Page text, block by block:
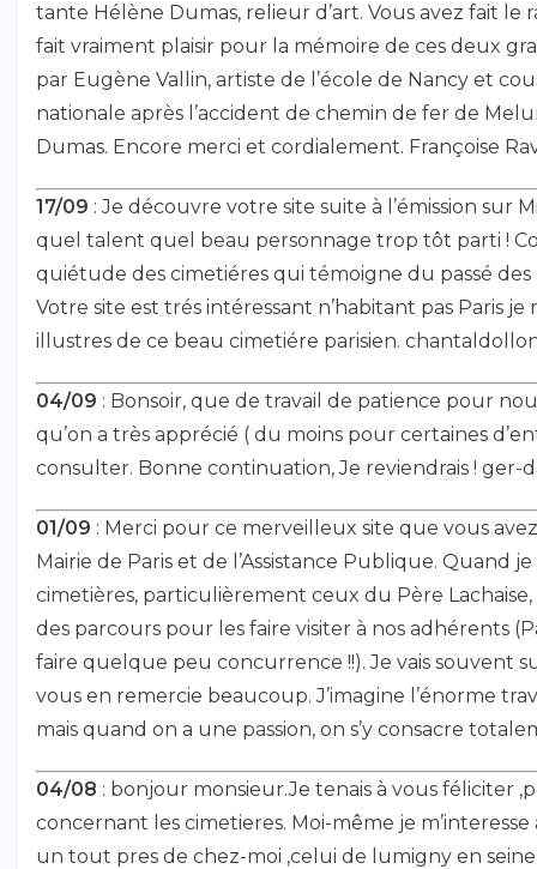
tante Hélène Dumas, relieur d’art. Vous avez fait
fait vraiment plaisir pour la mémoire de ces deux
par Eugène Vallin, artiste de l’école de Nancy et
nationale après l’accident de chemin de fer de
Dumas. Encore merci et cordialement. Françoise
17/09 : Je découvre votre site suite à l’émission sur
quel talent quel beau personnage trop tôt parti !
quiétude des cimetiéres qui témoigne du passé
Votre site est trés intéressant n’habitant pas Paris
illustres de ce beau cimetiére parisien.
04/09 : Bonsoir, que de travail de patience pour
qu’on a très apprécié ( du moins pour certaines
consulter. Bonne continuation, Je reviendrais ! ger-
01/09 : Merci pour ce merveilleux site que vous
Mairie de Paris et de l’Assistance Publique. Quand
cimetières, particulièrement ceux du Père Lachaise,
des parcours pour les faire visiter à nos adhérents
faire quelque peu concurrence !!). Je vais souvent
vous en remercie beaucoup. J’imagine l’énorme
mais quand on a une passion, on s’y consacre
04/08 : bonjour monsieur.Je tenais à vous féliciter
concernant les cimetieres. Moi-même je
un tout pres de chez-moi ,celui de lumigny en